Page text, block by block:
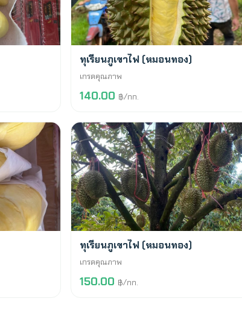
พร้อมขาย
ทุเรียนภูเขาไฟ (หมอนทอง)
เกรดคุณภาพ
140.00 ฿/กก.
สั่งจองล่วงหน้า
ทุเรียนภูเขาไฟ (หมอนทอง)
เกรดคุณภาพ
150.00 ฿/กก.